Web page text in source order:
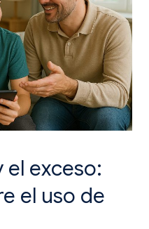
el exceso:
el uso de